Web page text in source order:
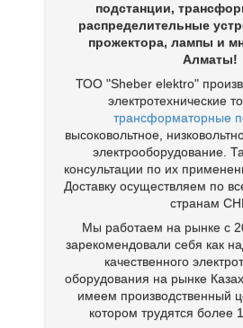
подстанции,
распределительные
прожектора, лампы и
Алматы!
ТОО "Sheber elektro"
электротехнические
трансформаторные
высоковольтное,
электрооборудование.
консультации по их
Доставку осуществляем по
странам
Мы работаем на рынке с
зарекомендовали себя как
качественного
оборудования на рынке
имеем производственный
котором трудятся более